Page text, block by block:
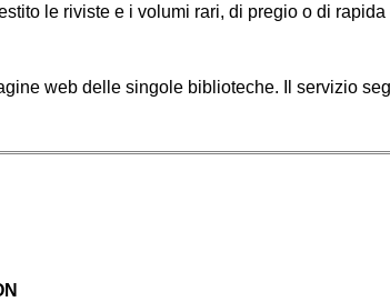
le riviste e i volumi rari, di pregio o di
web delle singole biblioteche. Il servizio